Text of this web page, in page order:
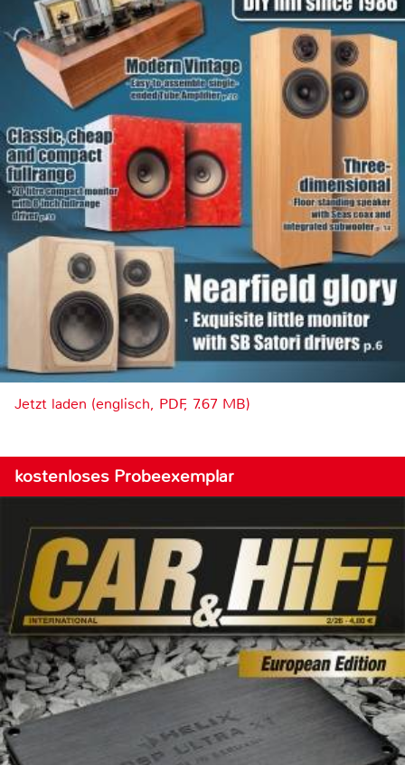
Jetzt laden (englisch, PDF, 7.67 MB)
kostenloses Probeexemplar